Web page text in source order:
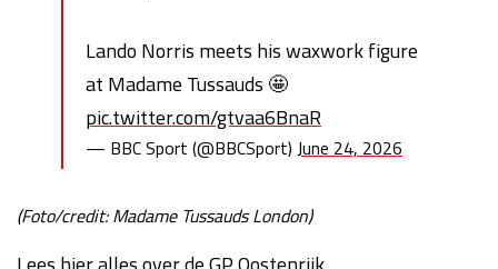
Lando Norris meets his waxwork figure
at Madame Tussauds 🤩
pic.twitter.com/gtvaa6BnaR
— BBC Sport (@BBCSport) June 24, 2026
(Foto/credit: Madame Tussauds London)